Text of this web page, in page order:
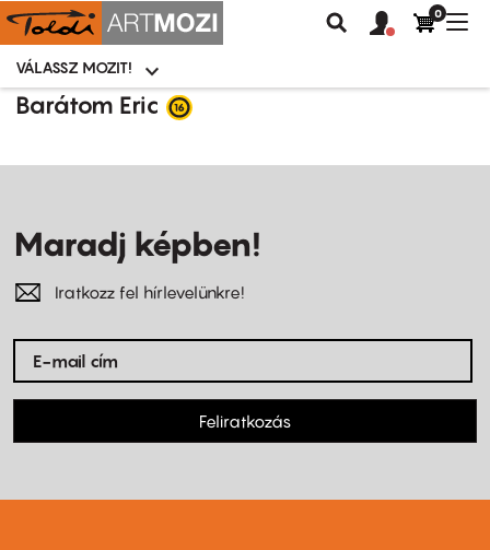
Ugrás
Moziválasztó
menü
VÁLASSZ MOZIT!
Keresés
Felhasználói
fiók
0
Barátom Eric
Maradj képben!
Iratkozz fel hírlevelünkre!
Feliratkozás